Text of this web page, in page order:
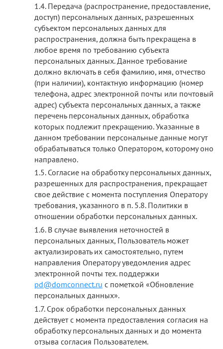
Передача (распространение, предоставление,
доступ) персональных данных, разрешенных
субъектом персональных данных для
распространения, должна быть прекращена в
любое время по требованию субъекта
персональных данных. Данное требование
должно включать в себя фамилию, имя, отчество
(при наличии), контактную информацию (номер
телефона, адрес электронной почты или почтовый
адрес) субъекта персональных данных, а также
перечень персональных данных, обработка
которых подлежит прекращению. Указанные в
данном требовании персональные данные могут
обрабатываться только Оператором, которому оно
направлено.
Согласие на обработку персональных данных,
разрешенных для распространения, прекращает
свое действие с момента поступления Оператору
требования, указанного в п. 5.8. Политики в
отношении обработки персональных данных.
В случае выявления неточностей в
персональных данных, Пользователь может
актуализировать их самостоятельно, путем
направления Оператору уведомления адрес
электронной почты тех. поддержки
pd@domconnect.ru с пометкой «Обновление
персональных данных».
Срок обработки персональных данных
действует с момента предоставления согласия на
обработку персональных данных и до момента
отзыва согласия Пользователем.